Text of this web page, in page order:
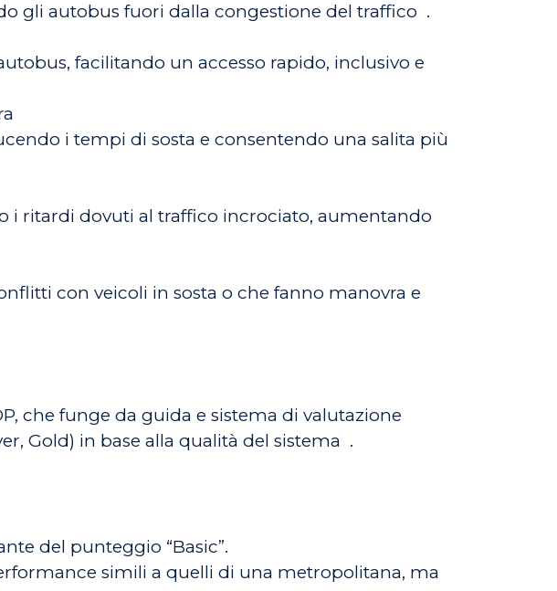
gli autobus fuori dalla congestione del traffico .
facilitando un accesso rapido, inclusivo e
i tempi di sosta e consentendo una salita più
i ritardi dovuti al traffico incrociato, aumentando
con veicoli in sosta o che fanno manovra e
che funge da guida e sistema di valutazione
Gold) in base alla qualità del sistema .
del punteggio “Basic”.
simili a quelli di una metropolitana, ma